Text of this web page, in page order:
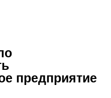
предприятие